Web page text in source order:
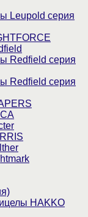
Leupold серия
Redfield серия
Redfield серия
HAKKO